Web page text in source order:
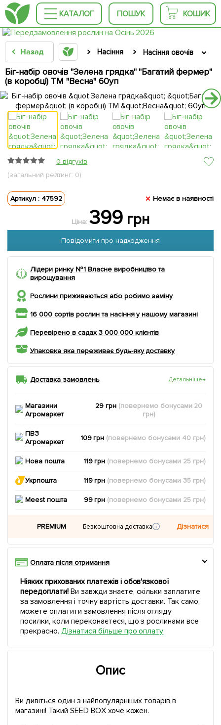
КАТАЛОГ ПОШУК КОШИК
Назад Насіння Насіння овочів
Біг-набір овочів "Зелена грядка" "Багатий фермер"
(в коробці) ТМ "Весна" 60уп
0 відгуків
(загальний рейтинг: 0)
Артикул : 47592 Немає в наявності
Ціна: 399грн
Повідомити про надходження
Лідери ринку №1 Власне виробництво та
вирощування
Рослини приживаються або робимо заміну
16 000 сортів рослин та насіння у нашому магазині
Перевірено в садах 3 000 000 клієнтів
Упаковка яка переживає будь-яку доставку
Доставка замовлень Детальніше→
Магазини
Агромаркет
29 грн (повернемобонусами 20
грн)
ПВЗ
Агромаркет
109 грн (повернемо бонусами 40 грн)
Нова пошта 119 грн (повернемо бонусами 25 грн)
Укрпошта 119 грн (повернемо бонусами35 грн)
Meest пошта 99 грн (повернемо бонусами 25 грн)
PREMIUM Безкоштовна доставка Дізнатися
Оплата після отримання
Ніяких прихованих платежів і обов'язкової
передоплати!Ви завжди знаєте, скільки заплатите
за замовлення і точну вартість доставки. Так само,
можете оплатити замовлення після огляду
посилки, коли переконаєтеся, що з рослинами все
прекрасно. Дізнатися більше про оплату
Опис
Ви дивіться один з найпопулярніших товарів в
магазині! Такий SEED BOX хоче кожен.